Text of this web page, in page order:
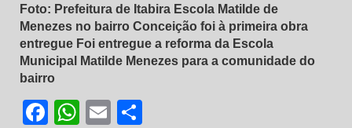
Foto: Prefeitura de Itabira Escola Matilde de
Menezes no bairro Conceição foi à primeira obra
entregue Foi entregue a reforma da Escola
Municipal Matilde Menezes para a comunidade do
bairro
Facebook
WhatsApp
Email